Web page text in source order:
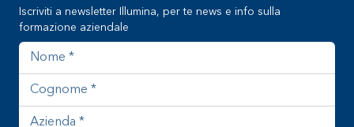
Iscriviti a newsletter Illumina, per te news e info sulla
formazione aziendale
Nome
Cognome
Azienda
Indirizzo email